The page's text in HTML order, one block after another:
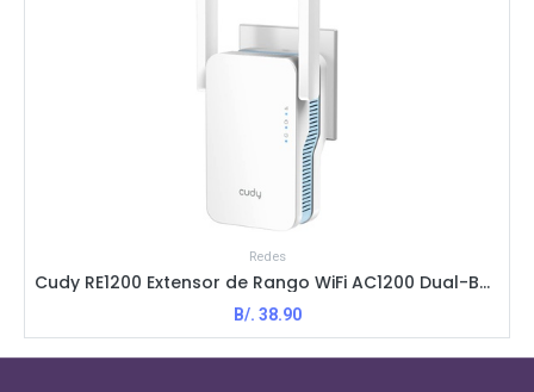
Redes
Cudy RE1200 Extensor de Rango WiFi AC1200 Dual-Band
B/. 38.90